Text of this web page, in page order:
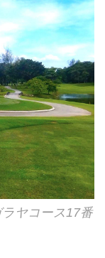
ヤコース17番